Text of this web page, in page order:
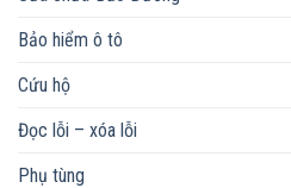
Bảo hiểm ô tô
Cứu hộ
Đọc lỗi – xóa lỗi
Phụ tùng